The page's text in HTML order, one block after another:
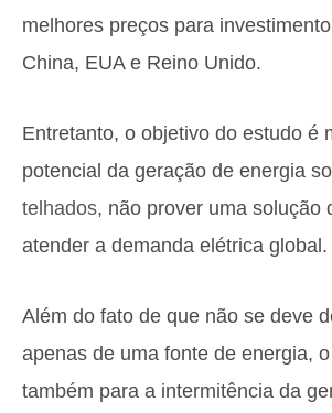
melhores preços para
China, EUA e Reino Unido.
Entretanto, o objetivo do estudo é
potencial da geração de energia
telhados, não prover uma solução
atender a demanda elétrica global.
Além do fato de que não se deve
apenas de uma fonte de energia,
também para a intermitência da